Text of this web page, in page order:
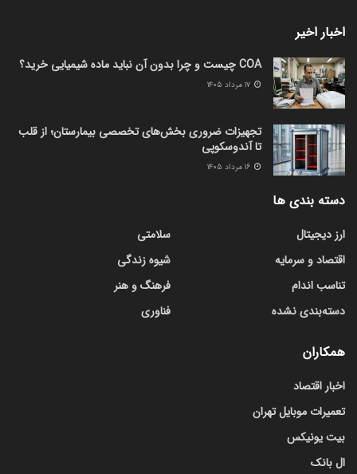
اخبار اخیر
COA چیست و چرا بدون آن نباید ماده شیمیایی خرید؟
تجهیزات ضروری بخش‌های تخصصی بیمارستان؛ از قلب
تا آندوسکوپی
دسته بندی ها
ارز دیجیتال
اقتصاد و سرمایه
تناسب اندام
دسته‌بندی نشده
سلامتی
شیوه زندگی
فرهنگ و هنر
فناوری
همکاران
اخبار اقتصاد
تعمیرات موبایل تهران
بیت یونیکس
ال بانک